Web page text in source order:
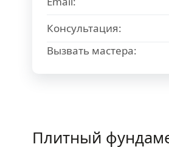
Консультация:
Вызвать мастера:
Плитный